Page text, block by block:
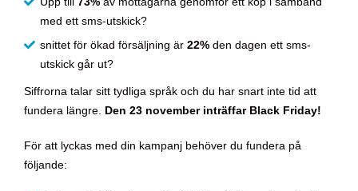
med ett sms-utskick?
snittet för ökad försäljning är 22% den dagen ett sms-
utskick går ut?
Siffrorna talar sitt tydliga språk och du har snart inte tid att
fundera längre. Den 23 november inträffar Black Friday!
För att lyckas med din kampanj behöver du fundera på
följande: